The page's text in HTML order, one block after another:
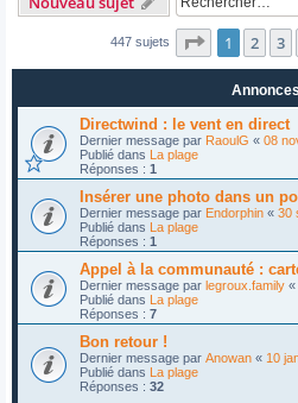
447 sujets Page 1sur18
1 2 3
Annonces
Directwind : le vent en direct
Dernier message par RaoulG « 08
Publié dans La plage
Réponses : 1
Insérer une photo dans un
Dernier message par Endorphin « 30
Publié dans La plage
Réponses : 1
Appel à la communauté :
Dernier message par legroux.family «
Publié dans La plage
Réponses : 7
Bon retour !
Dernier message par Anowan « 10
Publié dans La plage
Réponses : 32